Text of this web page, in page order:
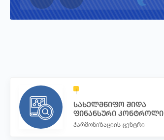
სახელმწიფო შიდა
ფინანსური კონტროლი
ჰარმონიზაციის ცენტრი